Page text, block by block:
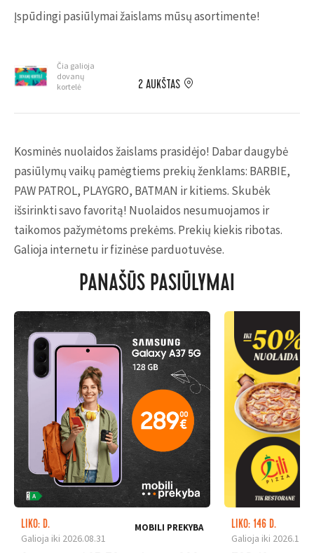
Įspūdingi pasiūlymai žaislams mūsų asortimente!
Čia galioja
dovanų
kortelė
2 AUKŠTAS
Kosminės nuolaidos žaislams prasidėjo! Dabar daugybė
pasiūlymų vaikų pamėgtiems prekių ženklams: BARBIE,
PAW PATROL, PLAYGRO, BATMAN ir kitiems. Skubėk
išsirinkti savo favoritą! Nuolaidos nesumuojamos ir
taikomos pažymėtoms prekėms. Prekių kiekis ribotas.
Galioja internetu ir fizinėse parduotuvėse.
PANAŠŪS PASIŪLYMAI
LIKO: D.
Galioja iki 2026.08.31
MOBILI PREKYBA
LIKO: 146 D.
Galioja iki